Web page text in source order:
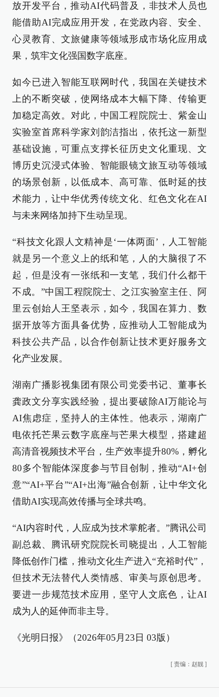
放开发平台，推动AI代码普及，非技术人员也
能借助AI完成应用开发，在党政内容、安全、
心灵教育、文旅健康等领域形成市场化应用成
果，筑牢文化强国数字底座。
如今已进入智能互联网时代，我国在关键技术
上的不断突破，使网络成本大幅下降、传输更
加稳定高效。对此，中国工程院院士、紫金山
实验室首席科学家刘韵洁指出，依托这一新型
基础设施，可重点支撑长征历史文化重现、文
博历史沉浸式体验、智能眼镜文旅互动等领域
的场景创新，以低成本、高可靠、低时延的技
术能力，让中华优秀传统文化、红色文化在AI
与未来网络加持下生动呈现。
“科技文化跟人文精神是‘一体两面’，人工智能
就是另一个意义上的纸和笔，人的大脑很了不
起，但是没有一张纸和一支笔，我们什么都干
不成。”中国工程院院士、之江实验室主任、阿
里云创始人王坚表示，如今，我国在算力、数
据开放等方面具备优势，应推动人工智能成为
科技公共产品，以合作创新让技术更好服务文
化产业发展。
湖南广播影视集团有限公司党委书记、董事长
龚政文分享实践经验，提出要破除AI万能论与
AI焦虑症，坚持人的主体性。他表示，湖南广
电依托芒果云数字底座与芒果大模型，搭建超
高清音视频技术平台，生产效率提升80%，孵化
80多个智能体深度参与节目创制，推动“AI+创
意”“AI+平台”“AI+出海”融合创新，让中华文化
借助AI实现高效传播与全球共鸣。
“AI内容时代，人应成为技术掌舵者。”腾讯公司
副总裁、腾讯研究院院长司晓提出，人工智能
降低创作门槛，推动文化生产进入“充裕时代”，
但技术无法替代人类情感、审美与原创思考。
要进一步规范技术应用，坚守人文底色，让AI
成为人的延伸而非主导。
《光明日报》（2026年05月23日 03版）
[ 责编：赵靓 ]